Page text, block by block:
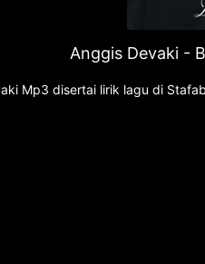
Anggis Devaki -
Mp3 disertai lirik lagu di